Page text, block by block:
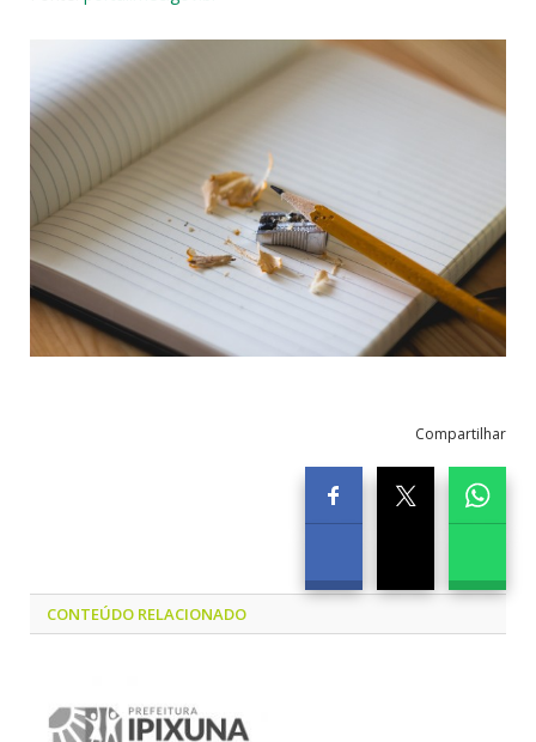
Compartilhar
CONTEÚDO RELACIONADO